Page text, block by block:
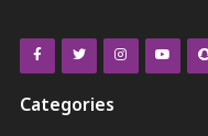
Categories